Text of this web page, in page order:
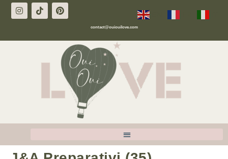
contact@ouiouilove.com